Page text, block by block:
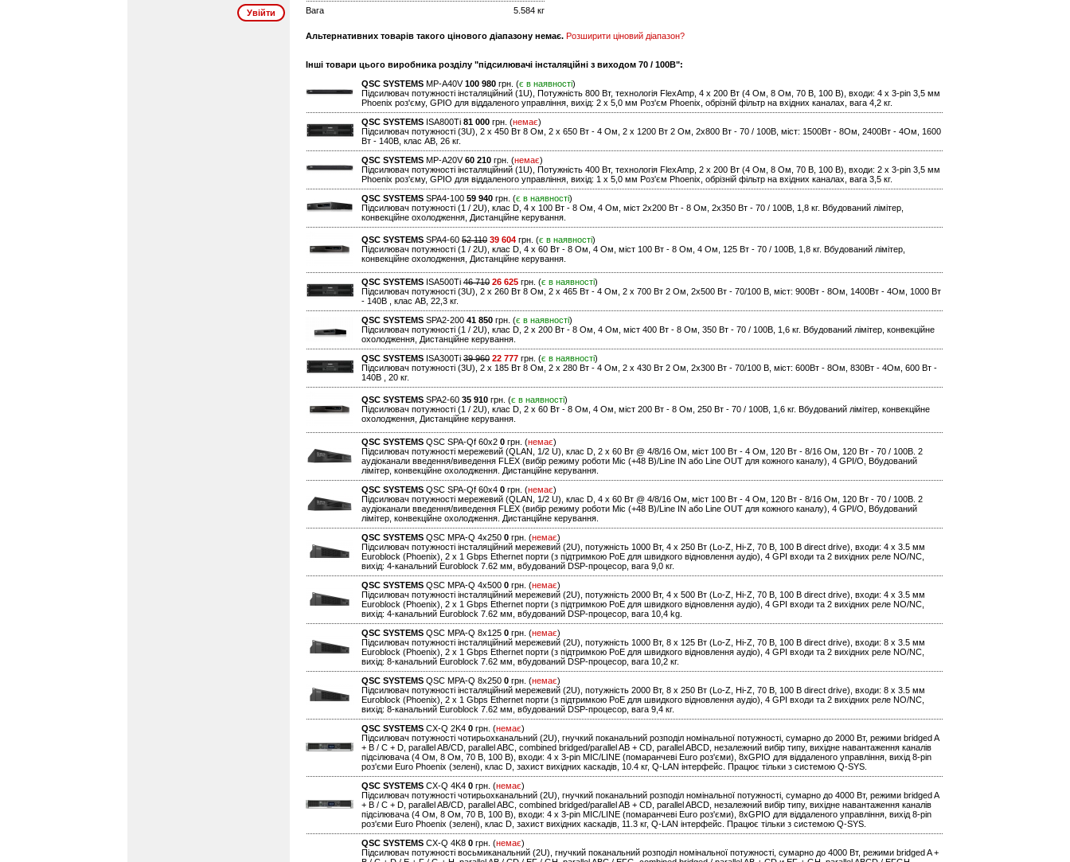
Вага 5.584 кг
Альтернативних товарів такого цінового діапазону немає. Розширити ціновий діапазон?
Інші товари цього виробника розділу "підсилювачі інсталяційні з виходом 70 / 100В":
QSC SYSTEMS MP-A40V100 980 грн. (є в наявності)
Підсилювач потужності інсталяційний (1U), Потужність 800 Вт, технологія FlexAmp, 4 х 200 Вт (4 Ом, 8 Ом, 70 В, 100 В), входи: 4 x 3-pin 3,5 мм
Phoenix роз'єму, GPIO для віддаленого управління, вихід: 2 х 5,0 мм Роз'єм Phoenix, обрізній фільтр на вхідних каналах, вага 4,2 кг.
QSC SYSTEMS ISA800Ti 81 000 грн. (немає)
Підсилювач потужності (3U), 2 х 450 Вт 8 Ом, 2 х 650 Вт - 4 Ом, 2 x 1200 Вт 2 Ом, 2х800 Вт - 70 / 100В, міст: 1500Вт - 8Ом, 2400Вт - 4Ом, 1600
Вт - 140В, клас АВ, 26 кг.
QSC SYSTEMS MP-A20V60 210 грн. (немає)
Підсилювач потужності інсталяційний (1U), Потужність 400 Вт, технологія FlexAmp, 2 х 200 Вт (4 Ом, 8 Ом, 70 В, 100 В), входи: 2 x 3-pin 3,5 мм
Phoenix роз'єму, GPIO для віддаленого управління, вихід: 1 х 5,0 мм Роз'єм Phoenix, обрізній фільтр на вхідних каналах, вага 3,5 кг.
QSC SYSTEMS SPA4-100 59 940 грн. (є в наявності)
Підсилювач потужності (1 / 2U), клас D, 4 х 100 Вт - 8 Ом, 4 Ом, міст 2х200 Вт - 8 Ом, 2х350 Вт - 70 / 100В, 1,8 кг. Вбудований лімітер,
конвекційне охолодження, Дистанційне керування.
QSC SYSTEMS SPA4-60 52 110 39 604 грн. (є в наявності)
Підсилювач потужності (1 / 2U), клас D, 4 х 60 Вт - 8 Ом, 4 Ом, міст 100 Вт - 8 Ом, 4 Ом, 125 Вт - 70 / 100В, 1,8 кг. Вбудований лімітер,
конвекційне охолодження, Дистанційне керування.
QSC SYSTEMS ISA500Ti 46 710 26 625 грн. (є в наявності)
Підсилювач потужності (3U), 2 х 260 Вт 8 Ом, 2 х 465 Вт - 4 Ом, 2 x 700 Вт 2 Ом, 2х500 Вт - 70/100 В, міст: 900Вт - 8Ом, 1400Вт - 4Ом, 1000 Вт
- 140В , клас АВ, 22,3 кг.
QSC SYSTEMS SPA2-200 41 850 грн. (є в наявності)
Підсилювач потужності (1 / 2U), клас D, 2 х 200 Вт - 8 Ом, 4 Ом, міст 400 Вт - 8 Ом, 350 Вт - 70 / 100В, 1,6 кг. Вбудований лімітер, конвекційне
охолодження, Дистанційне керування.
QSC SYSTEMS ISA300Ti 39 960 22 777 грн. (є в наявності)
Підсилювач потужності (3U), 2 х 185 Вт 8 Ом, 2 х 280 Вт - 4 Ом, 2 x 430 Вт 2 Ом, 2х300 Вт - 70/100 В, міст: 600Вт - 8Ом, 830Вт - 4Ом, 600 Вт -
140В , 20 кг.
QSC SYSTEMS SPA2-60 35 910 грн. (є в наявності)
Підсилювач потужності (1 / 2U), клас D, 2 х 60 Вт - 8 Ом, 4 Ом, міст 200 Вт - 8 Ом, 250 Вт - 70 / 100В, 1,6 кг. Вбудований лімітер, конвекційне
охолодження, Дистанційне керування.
QSC SYSTEMS QSC SPA-Qf 60x2 0 грн. (немає)
Підсилювач потужності мережевий (QLAN, 1/2 U), клас D, 2 х 60 Вт @ 4/8/16 Ом, міст 100 Вт - 4 Ом, 120 Вт - 8/16 Ом, 120 Вт - 70 / 100В. 2
аудіоканали введення/виведення FLEX (вибір режиму роботи Mic (+48 В)/Line IN або Line OUT для кожного каналу), 4 GPI/O, Вбудований
лімітер, конвекційне охолодження. Дистанційне керування.
QSC SYSTEMS QSC SPA-Qf 60x4 0 грн. (немає)
Підсилювач потужності мережевий (QLAN, 1/2 U), клас D, 4 х 60 Вт @ 4/8/16 Ом, міст 100 Вт - 4 Ом, 120 Вт - 8/16 Ом, 120 Вт - 70 / 100В. 2
аудіоканали введення/виведення FLEX (вибір режиму роботи Mic (+48 В)/Line IN або Line OUT для кожного каналу), 4 GPI/O, Вбудований
лімітер, конвекційне охолодження. Дистанційне керування.
QSC SYSTEMS QSC MPA-Q 4x250 0 грн. (немає)
Підсилювач потужності інсталяційний мережевий (2U), потужність 1000 Вт, 4 х 250 Вт (Lo-Z, Hi-Z, 70 В, 100 В direct drive), входи: 4 х 3.5 мм
Euroblock (Phoenix), 2 x 1 Gbps Ethernet порти (з підтримкою PoE для швидкого відновлення аудіо), 4 GPI входи та 2 вихідних реле NO/NC,
вихід: 4-канальний Euroblock 7.62 мм, вбудований DSP-процесор, вага 9,0 кг.
QSC SYSTEMS QSC MPA-Q 4x500 0 грн. (немає)
Підсилювач потужності інсталяційний мережевий (2U), потужність 2000 Вт, 4 х 500 Вт (Lo-Z, Hi-Z, 70 В, 100 В direct drive), входи: 4 х 3.5 мм
Euroblock (Phoenix), 2 x 1 Gbps Ethernet порти (з підтримкою PoE для швидкого відновлення аудіо), 4 GPI входи та 2 вихідних реле NO/NC,
вихід: 4-канальний Euroblock 7.62 мм, вбудований DSP-процесор, вага 10,4 kg.
QSC SYSTEMS QSC MPA-Q 8x125 0 грн. (немає)
Підсилювач потужності інсталяційний мережевий (2U), потужність 1000 Вт, 8 х 125 Вт (Lo-Z, Hi-Z, 70 В, 100 В direct drive), входи: 8 х 3.5 мм
Euroblock (Phoenix), 2 x 1 Gbps Ethernet порти (з підтримкою PoE для швидкого відновлення аудіо), 4 GPI входи та 2 вихідних реле NO/NC,
вихід: 8-канальний Euroblock 7.62 мм, вбудований DSP-процесор, вага 10,2 кг.
QSC SYSTEMS QSC MPA-Q 8x250 0 грн. (немає)
Підсилювач потужності інсталяційний мережевий (2U), потужність 2000 Вт, 8 х 250 Вт (Lo-Z, Hi-Z, 70 В, 100 В direct drive), входи: 8 х 3.5 мм
Euroblock (Phoenix), 2 x 1 Gbps Ethernet порти (з підтримкою PoE для швидкого відновлення аудіо), 4 GPI входи та 2 вихідних реле NO/NC,
вихід: 8-канальний Euroblock 7.62 мм, вбудований DSP-процесор, вага 9,4 кг.
QSC SYSTEMS CX-Q 2K4 0 грн. (немає)
Підсилювач потужності чотирьохканальний (2U), гнучкий поканальний розподіл номінальної потужності, сумарно до 2000 Вт, режими bridged A
+ B / C + D, parallel AB/CD, parallel ABC, combined bridged/parallel AB + CD, parallel ABCD, незалежний вибір типу, вихідне навантаження каналів
підсілювача (4 Ом, 8 Ом, 70 В, 100 В), входи: 4 x 3-pin MIC/LINE (помаранчеві Euro роз'єми), 8xGPIO для віддаленого управління, вихід 8-pin
роз'єми Euro Phoenix (зелені), клас D, захист вихідних каскадів, 10.4 кг, Q-LAN інтерфейс. Працює тільки з системою Q-SYS.
QSC SYSTEMS CX-Q 4K4 0 грн. (немає)
Підсилювач потужності чотирьохканальний (2U), гнучкий поканальний розподіл номінальної потужності, сумарно до 4000 Вт, режими bridged A
+ B / C + D, parallel AB/CD, parallel ABC, combined bridged/parallel AB + CD, parallel ABCD, незалежний вибір типу, вихідне навантаження каналів
підсілювача (4 Ом, 8 Ом, 70 В, 100 В), входи: 4 x 3-pin MIC/LINE (помаранчеві Euro роз'єми), 8xGPIO для віддаленого управління, вихід 8-pin
роз'єми Euro Phoenix (зелені), клас D, захист вихідних каскадів, 11.3 кг, Q-LAN інтерфейс. Працює тільки з системою Q-SYS.
QSC SYSTEMS CX-Q 4K8 0 грн. (немає)
Підсилювач потужності восьмиканальний (2U), гнучкий поканальний розподіл номінальної потужності, сумарно до 4000 Вт, режими bridged A +